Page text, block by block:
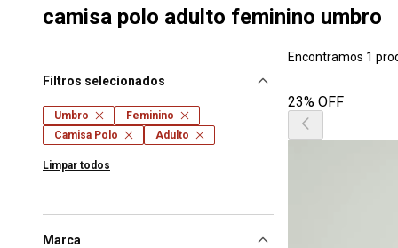
camisa polo adulto feminino umbro
Filtros selecionados
Umbro
Feminino
Camisa Polo
Adulto
Limpar todos
Marca
Encontramos 1
23% OFF